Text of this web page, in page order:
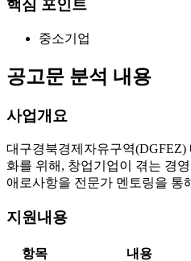
핵심 포인트
중소기업
공고문 분석 내용
사업개요
대구경북경제자유구역
화를 위해, 창업기업이 겪는 경
애로사항을 전문가 멘토링을 통
지원내용
항목
내용